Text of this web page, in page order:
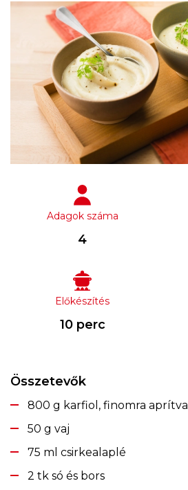
Adagok száma
4
Előkészítés
10 perc
Összetevők
800 g karfiol, finomra aprítva
50 g vaj
75 ml csirkealaplé
2 tk só és bors